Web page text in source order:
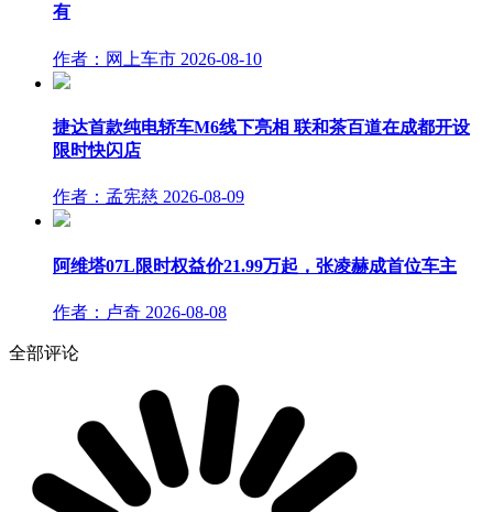
有
作者：网上车市 2026-08-10
捷达首款纯电轿车M6线下亮相 联和茶百道在成都开设
限时快闪店
作者：孟宪慈 2026-08-09
阿维塔07L限时权益价21.99万起，张凌赫成首位车主
作者：卢奇 2026-08-08
全部评论